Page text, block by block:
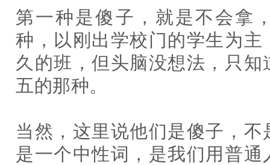
第一种是傻子，就是不会拿
种，以刚出学校门的学生为
久的班，但头脑没想法，只
五的那种。
当然，这里说他们是傻子，
是一个中性词，是我们用普